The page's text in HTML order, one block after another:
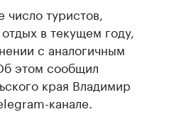
туристов,
в текущем году,
с аналогичным
этом сообщил
края Владимир
канале.